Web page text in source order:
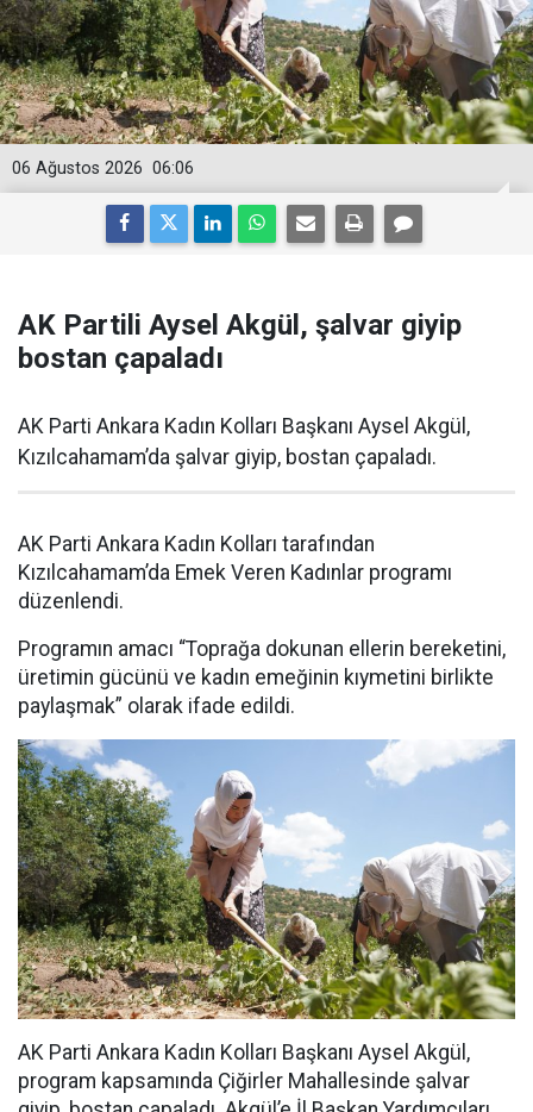
06:06
06 Ağustos 2026
AK Partili Aysel Akgül, şalvar giyip
bostan çapaladı
AK Parti Ankara Kadın Kolları Başkanı Aysel Akgül,
Kızılcahamam’da şalvar giyip, bostan çapaladı.
AK Parti Ankara Kadın Kolları tarafından
Kızılcahamam’da Emek Veren Kadınlar programı
düzenlendi.
Programın amacı “Toprağa dokunan ellerin bereketini,
üretimin gücünü ve kadın emeğinin kıymetini birlikte
paylaşmak” olarak ifade edildi.
AK Parti Ankara Kadın Kolları Başkanı Aysel Akgül,
program kapsamında Çiğirler Mahallesinde şalvar